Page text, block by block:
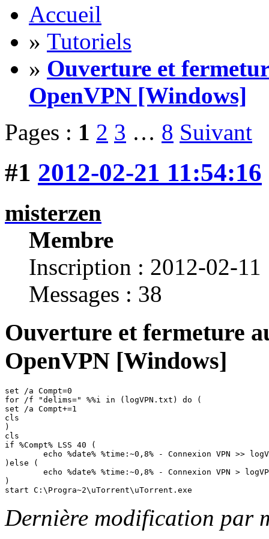
Accueil
» Tutoriels
» Ouverture et
OpenVPN [Windows]
Pages : 1 2 3 … 8 Suivant
#1 2012-02-21 11:54:16
misterzen
Membre
Inscription : 2012-02-11
Messages : 38
Ouverture et fermeture
OpenVPN [Windows]
set /a Compt=0
for /f "delims=" %%i in (logVPN.txt) do (
set /a Compt+=1
cls
)
cls
if %Compt% LSS 40 (
)else (
)
start C:\Progra~2\uTorrent\uTorrent.exe
Dernière modification par